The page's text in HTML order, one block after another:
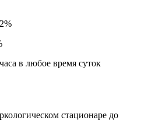
в любое время суток
стационаре до